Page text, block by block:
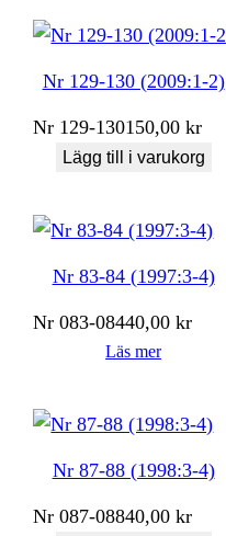
Nr 129-130 (2009:1-2)
Nr 129-130150,00kr
Lägg till i varukorg
Nr 83-84 (1997:3-4)
Nr 083-08440,00kr
Läs mer
Nr 87-88 (1998:3-4)
Nr 087-08840,00kr